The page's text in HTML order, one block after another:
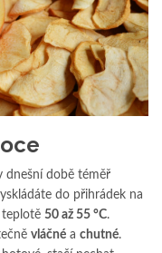
dnešní době téměř
do přihrádek na
teplotě 50 až 55 °C.
vláčné a chutné.